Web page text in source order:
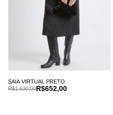
SAIA VIRTUAL PRETO
R$652,00
R$1.630,00